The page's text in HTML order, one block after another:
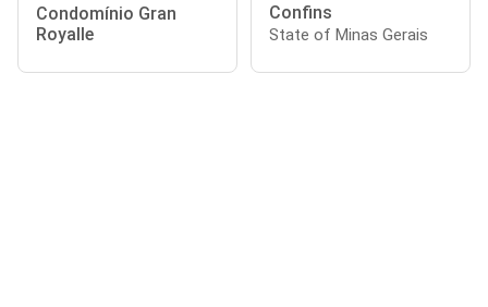
Condomínio Gran
Royalle
Confins
State of Minas Gerais